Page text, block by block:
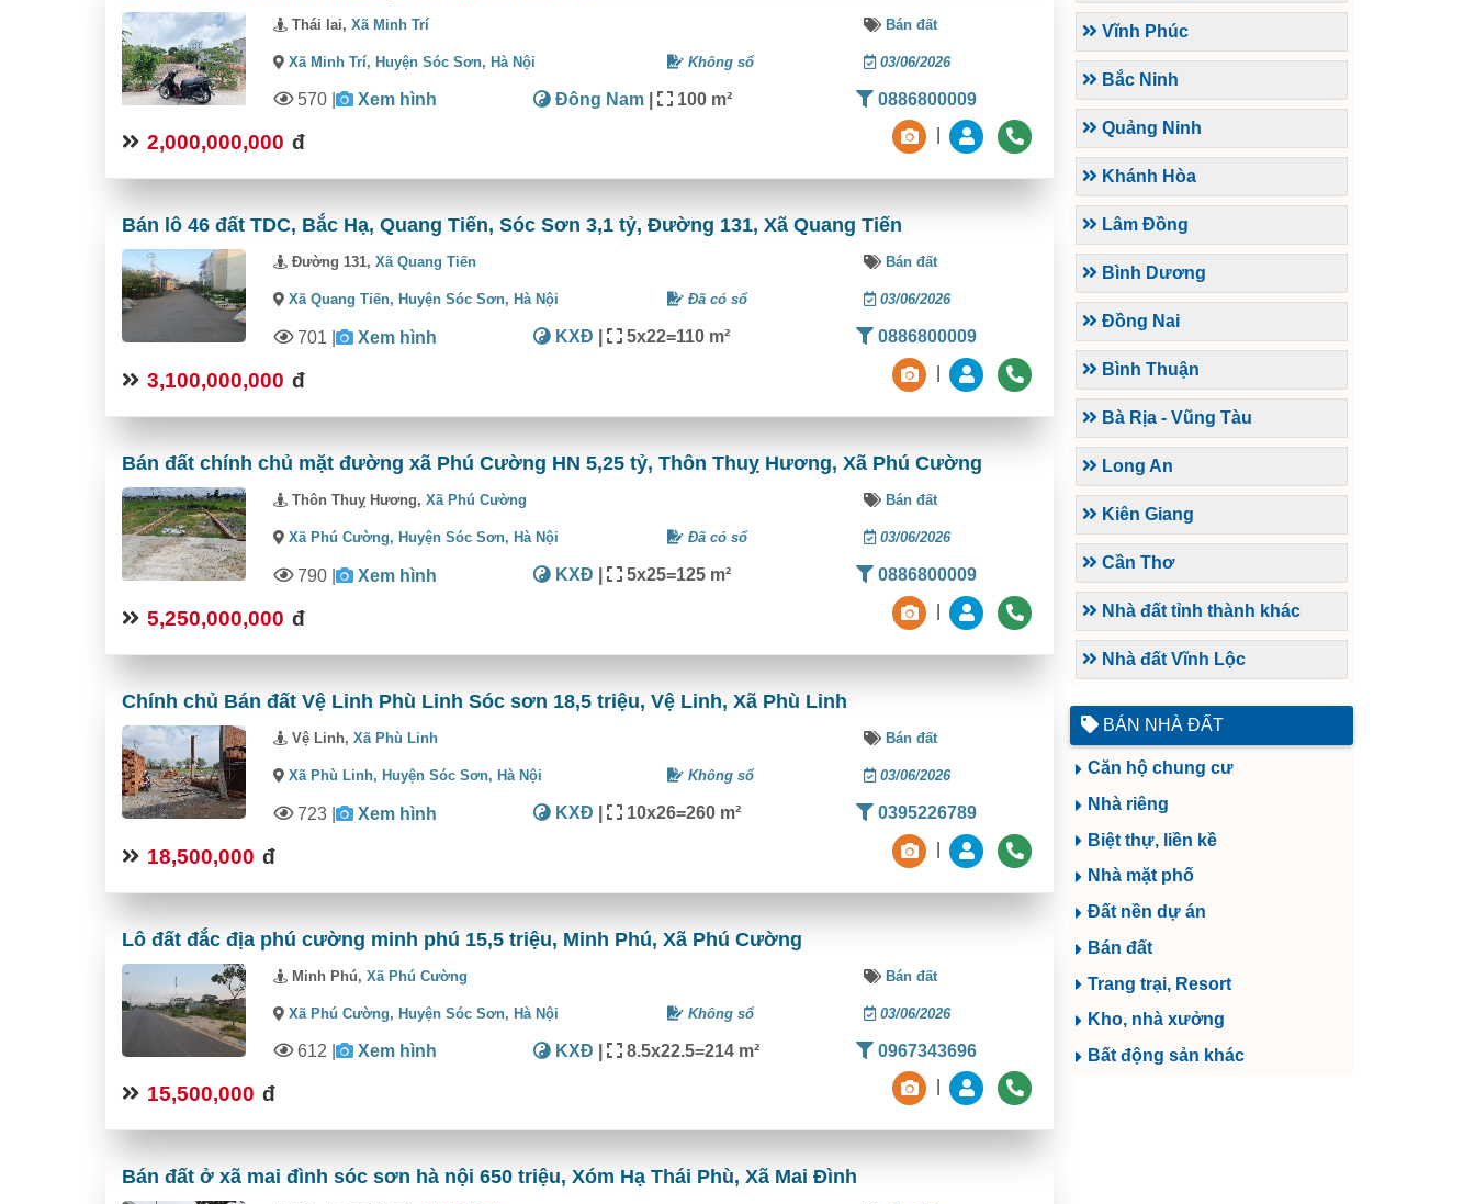
Thái lai,Xã Minh Trí Bán đất
Xã Minh Trí, Huyện Sóc Sơn,Hà Nội Không sổ 03/06/2026
570 | Xem hình Đông Nam| 100 m² 0886800009
2,000,000,000 đ
Bán lô 46 đất TDC, Bắc Hạ, Quang Tiến, Sóc Sơn 3,1 tỷ, Đường 131, Xã Quang Tiến
Đường 131,Xã Quang Tiến Bán đất
Xã Quang Tiến, Huyện Sóc Sơn, Hà Nội Đã có sổ 03/06/2026
701 | Xem hình KXĐ 5x22=110 m² 0886800009
3,100,000,000 đ
Bán đất chính chủ mặt đường xã Phú Cường HN 5,25 tỷ, Thôn Thuỵ Hương, Xã Phú Cường
Thôn Thuỵ Hương,Xã Phú Cường Bán đất
Xã Phú Cường, Huyện Sóc Sơn, Hà Nội Đã có sổ 03/06/2026
790 | Xem hình KXĐ 5x25=125 m² 0886800009
5,250,000,000 đ
Chính chủ Bán đất Vệ Linh Phù Linh Sóc sơn 18,5 triệu, Vệ Linh, Xã Phù Linh
Vệ Linh,Xã Phù Linh Bán đất
Xã Phù Linh, Huyện Sóc Sơn, Hà Nội Không sổ 03/06/2026
723 | Xem hình KXĐ 10x26=260 m² 0395226789
18,500,000 đ
Lô đất đắc địa phú cường minh phú 15,5 triệu, Minh Phú, Xã Phú Cường
Minh Phú,Xã Phú Cường Bán đất
Xã Phú Cường, Huyện Sóc Sơn,Hà Nội Không sổ 03/06/2026
612 | Xem hình KXĐ 8.5x22.5=214 m² 0967343696
15,500,000 đ
Bán đất ở xã mai đình sóc sơn hà nội 650 triệu, Xóm Hạ Thái Phù, Xã Mai Đình
Vĩnh Phúc
Bắc Ninh
Quảng Ninh
Khánh Hòa
Lâm Đồng
Bình Dương
Đồng Nai
Bình Thuận
Bà Rịa - Vũng Tàu
Long An
Kiên Giang
Cần Thơ
Nhà đất tỉnh thành khác
Nhà đất Vĩnh Lộc
BÁN NHÀ ĐẤT
Căn hộ chung cư
Nhà riêng
Biệt thự, liền kề
Nhà mặt phố
Đất nền dự án
Bán đất
Trang trại, Resort
Kho, nhà xưởng
Bất động sản khác